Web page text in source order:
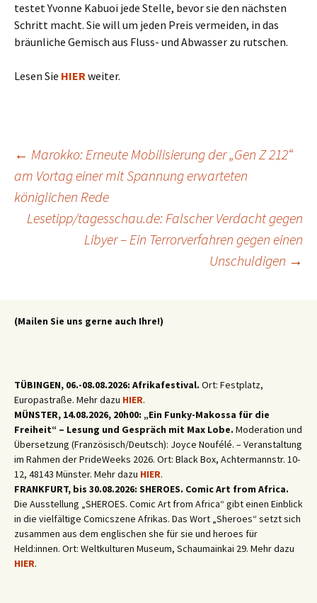
testet Yvonne Kabuoi jede Stelle, bevor sie den nächsten
Schritt macht. Sie will um jeden Preis vermeiden, in das
bräunliche Gemisch aus Fluss- und Abwasser zu rutschen.
Lesen Sie HIERweiter.
Beitragsnavigation
← Marokko: Erneute Mobilisierung der „Gen Z 212“
am Vortag einer mit Spannung erwarteten
königlichen Rede
Lesetipp/tagesschau.de: Falscher Verdacht gegen
Libyer – Ein Terrorverfahren gegen einen
Unschuldigen →
(Mailen Sie uns gerne auch Ihre!)
TÜBINGEN, 06.-08.08.2026: Afrikafestival. Ort: Festplatz,
Europastraße. Mehr dazu HIER.
MÜNSTER, 14.08.2026, 20h00: „Ein Funky-Makossa für die
Freiheit“ – Lesung und Gespräch mit Max Lobe. Moderation und
Übersetzung (Französisch/Deutsch): Joyce Noufélé. – Veranstaltung
im Rahmen der PrideWeeks 2026. Ort: Black Box, Achtermannstr. 10-
12, 48143 Münster. Mehr dazu HIER.
FRANKFURT, bis 30.08.2026: SHEROES. Comic Art from Africa.
Die Ausstellung „SHEROES. Comic Art from Africa“ gibt einen Einblick
in die vielfältige Comicszene Afrikas. Das Wort „Sheroes“ setzt sich
zusammen aus dem englischen she für sie und heroes für
Held:innen. Ort: Weltkulturen Museum, Schaumainkai 29. Mehr dazu
HIER.